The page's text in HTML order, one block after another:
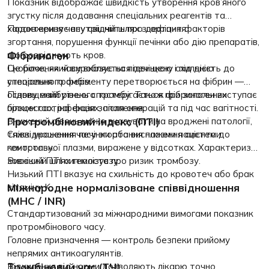
згустку після додавання спеціальних реагентів та
характеризує внутрішній шлях згортання.
Подовження часу свідчить про дефіцит факторів
згортання, порушення функції печінки або дію препаратів,
що розріджують кров.
Скорочення часу вказує на підвищену схильність до
утворення тромбів.
Фібриноген
Це білок, який виробляється печінкою і під дією
спеціального ферменту перетворюється на фібрин —
основу майбутнього тромбу. Також фібриноген виступає
білком гострої фази запалення.
Підвищений рівень спостерігається при запальних
процессах, інфекціях, після операцій та під час вагітності.
Знижений рівень може вказувати на вроджені патології,
тяжкі ураження печінки або виснаження системи
гемостазу.
Протромбіновий індекс (ПТІ)
Співвідношення часу згортання плазми пацієнта до
контрольної плазми, виражене у відсотках. Характеризує
зовнішній шлях гемостазу.
Високий ПТІ сигналізує про ризик тромбозу.
Низький ПТІ вказує на схильність до кровотеч або брак
вітаміну K.
Міжнародне нормалізоване співвідношення
(МНС / INR)
Стандартизований за міжнародними вимогами показник
протромбінового часу.
Головне призначення — контроль безпеки прийому
непрямих антикоагулянтів.
Відхилення від норми дозволяють лікарю точно